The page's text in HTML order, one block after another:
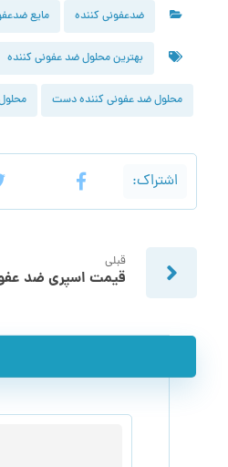
ضدعفونی کننده مایع
بهترین محلول ضد عفونی کننده
محلول ضد عفونی کننده دست
قبلی
قیمت اسپری ضد